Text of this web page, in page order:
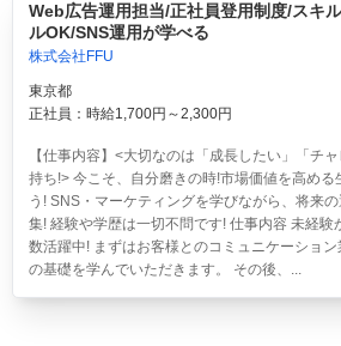
Web広告運用担当/正社員登用制度/スキ
ルOK/SNS運用が学べる
株式会社FFU
東京都
正社員：時給1,700円～2,300円
【仕事内容】<大切なのは「成長したい」「チ
持ち!> 今こそ、自分磨きの時!市場価値を高める
う! SNS・マーケティングを学びながら、将来
集! 経験や学歴は一切不問です! 仕事内容 未経験
数活躍中! まずはお客様とのコミュニケーショ
の基礎を学んでいただきます。 その後、...